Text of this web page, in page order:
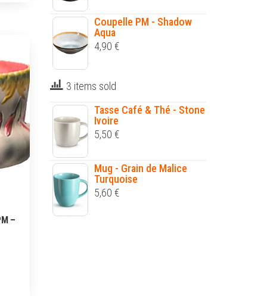
–
Coupelle PM - Shadow
Aqua
4,90 €
3 items sold
Tasse Café & Thé - Stone
Ivoire
5,50 €
Mug - Grain de Malice
Turquoise
5,60 €